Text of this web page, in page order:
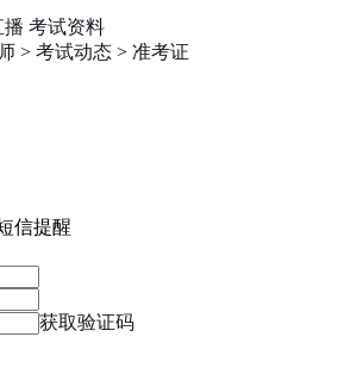
播 考试资料
> 考试动态 > 准考证
信提醒
获取验证码